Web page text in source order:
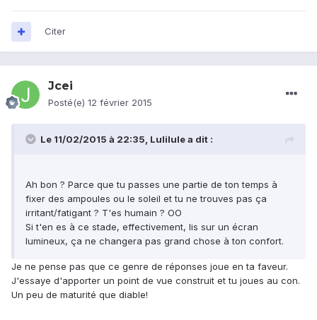
Citer
Jcei
Posté(e) 12 février 2015
Le 11/02/2015 à 22:35, Lulilule a dit :
Ah bon ? Parce que tu passes une partie de ton temps à
fixer des ampoules ou le soleil et tu ne trouves pas ça
irritant/fatigant ? T'es humain ? OO
Si t'en es à ce stade, effectivement, lis sur un écran
lumineux, ça ne changera pas grand chose à ton confort.
Je ne pense pas que ce genre de réponses joue en ta faveur.
J'essaye d'apporter un point de vue construit et tu joues au con.
Un peu de maturité que diable!